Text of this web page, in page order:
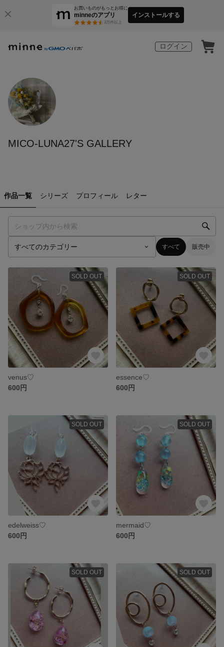
お買いものがもっとお得に
minneのアプリ
3万件以上
インストールする
ログイン
MICO-LUNA27'S GALLERY
作品一覧 シリーズ プロフィール レター
すべて 販売中
SOLD OUT
venus♡
600円
SOLD OUT
essence♡
600円
SOLD OUT
edelweiss♡
600円
SOLD OUT
mermaid♡
600円
SOLD OUT SOLD OUT